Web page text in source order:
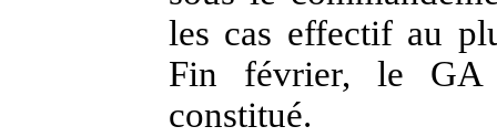
les cas effectif au
Fin février, le GA
constitué.